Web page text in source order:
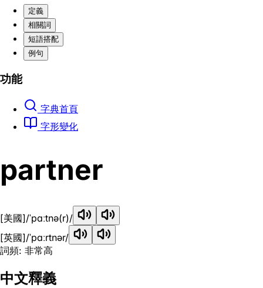
定義
相關詞
短語搭配
例句
功能
字典首頁
字形變化
partner
[美國]/ˈpɑːtnə(r)/
[英國]/ˈpɑːrtnər/
詞頻: 非常高
中文釋義